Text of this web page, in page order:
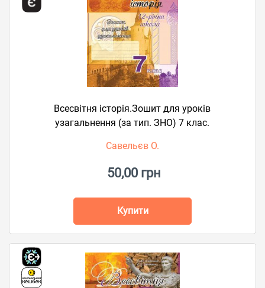
Всесвітня історія.Зошит для уроків
узагальнення (за тип. ЗНО) 7 клас.
Савельєв О.
50,00 грн
Купити